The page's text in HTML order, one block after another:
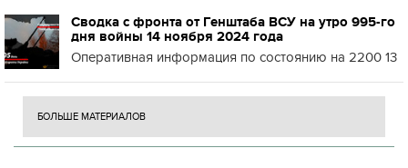
Сводка с фронта от Генштаба ВСУ на утро 995-го
дня войны 14 ноября 2024 года
Оперативная информация по состоянию на 2200 13
БОЛЬШЕ МАТЕРИАЛОВ